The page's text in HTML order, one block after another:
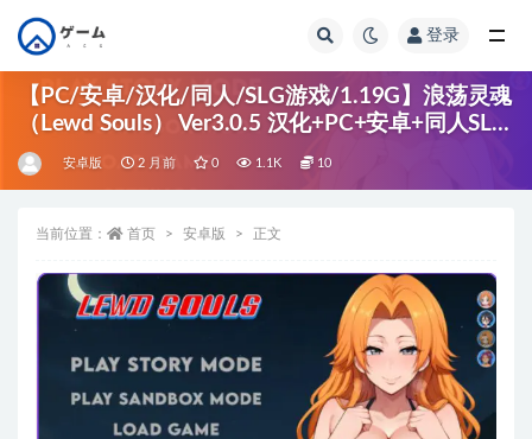
登录
【PC/安卓/汉化/同人/SLG游戏/1.19G】浪荡灵魂
（Lewd Souls） Ver3.0.5 汉化+PC+安卓+同人SLG
游戏+1.19G
安卓版 2 月前 0 1.1K 10
当前位置： 首页 安卓版 正文